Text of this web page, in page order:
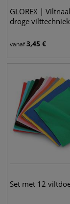
GLOREX |
droge vilttechniek
vanaf3,45 €
Set met 12